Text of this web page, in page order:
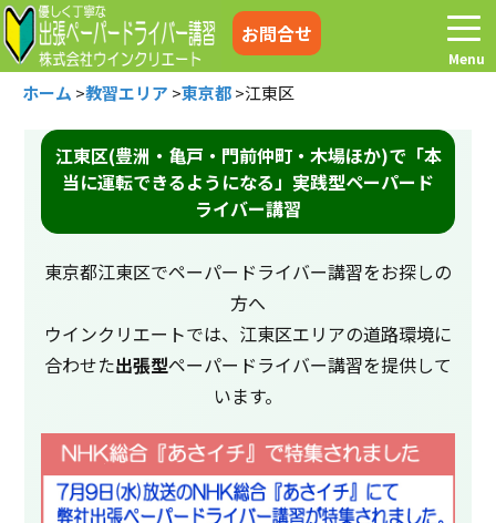
お問合せ
ホーム お電話はこちら
お客様の声 コラム&トピックス
出張地域 メディア紹介
ホーム >教習エリア >東京都>江東区
江東区(豊洲・亀戸・門前仲町・木場ほか)で「本
当に運転できるようになる」実践型ペーパード
ライバー講習
東京都江東区でペーパードライバー講習をお探しの
方へ
ウインクリエートでは、江東区エリアの道路環境に
合わせた出張型ペーパードライバー講習を提供して
います。